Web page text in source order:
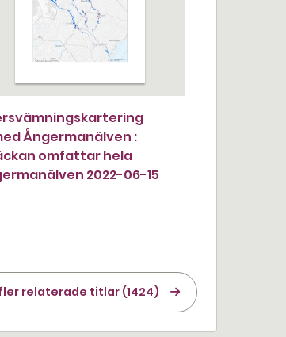
Ångermanälven :
omfattar hela
2022-06-15
relaterade titlar (1424)